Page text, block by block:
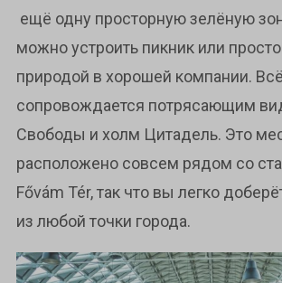
ещё одну просторную зелёную
можно устроить пикник или
природой в хорошей компании.
сопровождается потрясающим
Свободы и холм Цитадель. Это
расположено совсем рядом со
Fővám Tér, так что вы легко
из любой точки города.